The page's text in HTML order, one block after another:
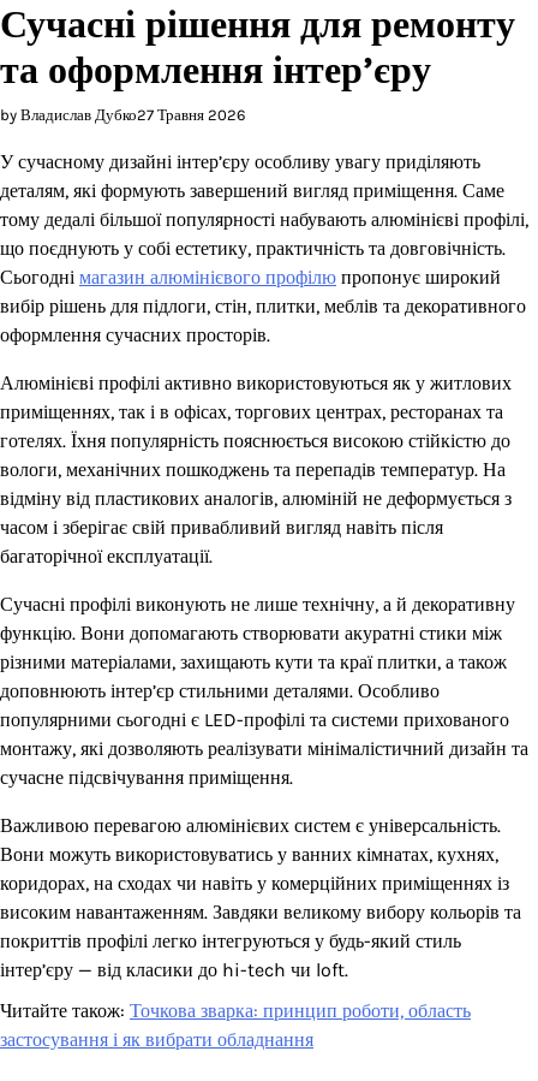
Сучасні рішення для ремонту
та оформлення інтер’єру
by Владислав Дубко27 Травня 2026
У сучасному дизайні інтер’єру особливу увагу приділяють
деталям, які формують завершений вигляд приміщення. Саме
тому дедалі більшої популярності набувають алюмінієві профілі,
що поєднують у собі естетику, практичність та довговічність.
Сьогодні магазин алюмінієвого профілю пропонує широкий
вибір рішень для підлоги, стін, плитки, меблів та декоративного
оформлення сучасних просторів.
Алюмінієві профілі активно використовуються як у житлових
приміщеннях, так і в офісах, торгових центрах, ресторанах та
готелях. Їхня популярність пояснюється високою стійкістю до
вологи, механічних пошкоджень та перепадів температур. На
відміну від пластикових аналогів, алюміній не деформується з
часом і зберігає свій привабливий вигляд навіть після
багаторічної експлуатації.
Сучасні профілі виконують не лише технічну, а й декоративну
функцію. Вони допомагають створювати акуратні стики між
різними матеріалами, захищають кути та краї плитки, а також
доповнюють інтер’єр стильними деталями. Особливо
популярними сьогодні є LED-профілі та системи прихованого
монтажу, які дозволяють реалізувати мінімалістичний дизайн та
сучасне підсвічування приміщення.
Важливою перевагою алюмінієвих систем є універсальність.
Вони можуть використовуватись у ванних кімнатах, кухнях,
коридорах, на сходах чи навіть у комерційних приміщеннях із
високим навантаженням. Завдяки великому вибору кольорів та
покриттів профілі легко інтегруються у будь-який стиль
інтер’єру — від класики до hi-tech чи loft.
Читайте також: Точкова зварка: принцип роботи, область
застосування і як вибрати обладнання